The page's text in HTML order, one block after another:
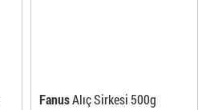
FanusAlıç Sirkesi 500g